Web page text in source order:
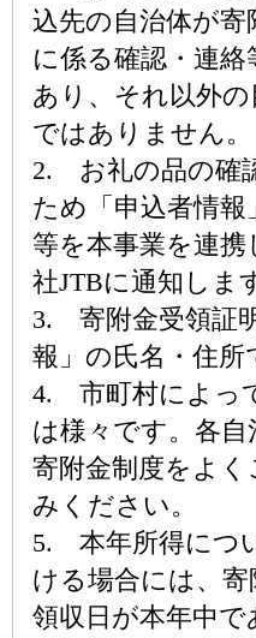
込先の自治体が寄
に係る確認・連
あり、それ以外
ではありません。
2. お礼の品の確
ため「申込者情報
等を本事業を連
社JTBに通知しま
3. 寄附金受領証
報」の氏名・住所
4. 市町村によっ
は様々です。各
寄附金制度をよ
みください。
5. 本年所得につ
ける場合には、
領収日が本年中